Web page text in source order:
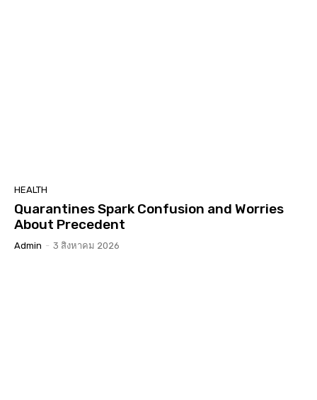
HEALTH
Quarantines Spark Confusion and Worries
About Precedent
Admin - 3 สิงหาคม 2026